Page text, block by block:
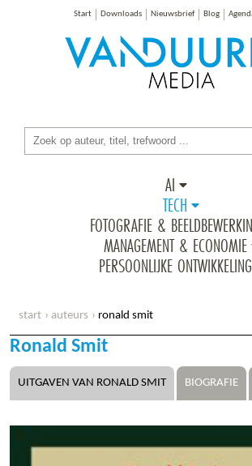
Start Downloads Nieuwsbrief Blog
AI
TECH
FOTOGRAFIE &
MANAGEMENT & ECONOMIE
PERSOONLIJKE ONTWIKKELING
start auteurs ronald smit
Ronald Smit
UITGAVEN VAN RONALD SMIT BIOGRAFIE